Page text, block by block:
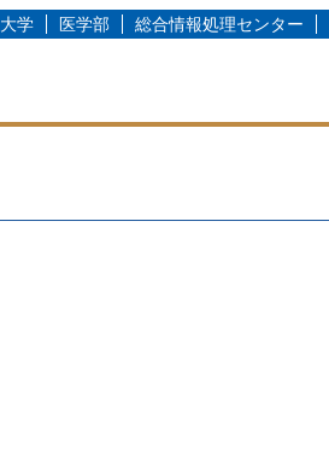
学 医学部 総合情報処理センター